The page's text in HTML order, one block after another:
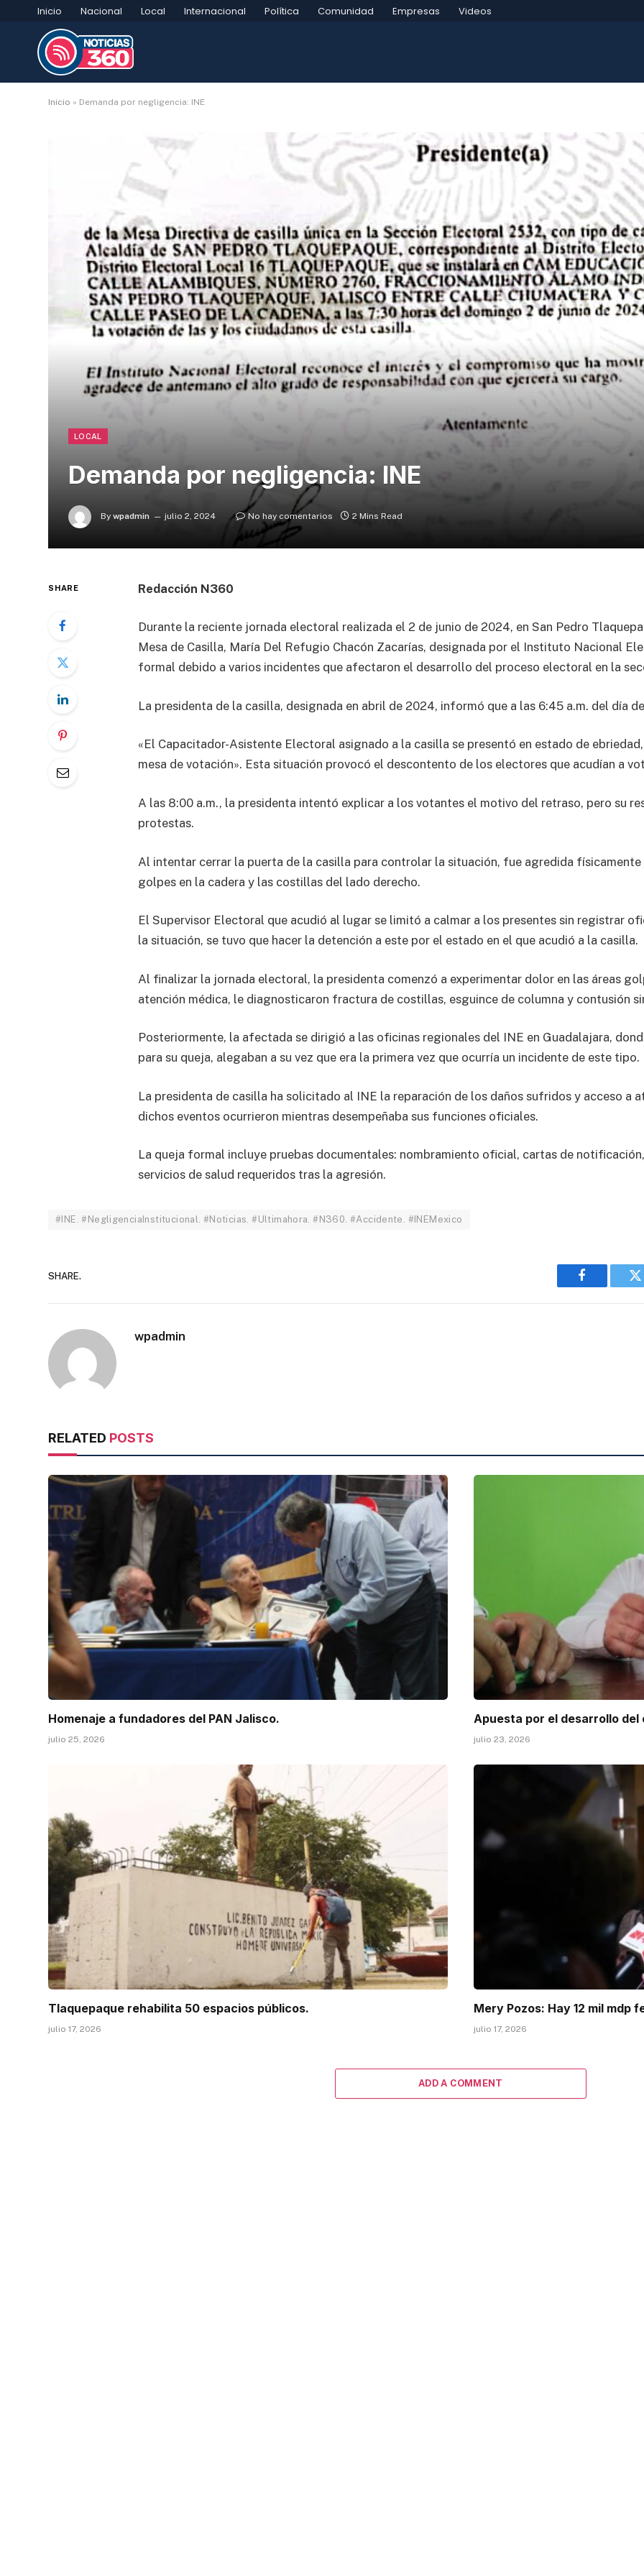
Inicio Nacional Local Internacional Política Comunidad Empresas Videos
Inicio » Demanda por negligencia: INE
LOCAL
Demanda por negligencia: INE
By wpadmin julio 2, 2024 No hay comentarios 2 Mins Read
SHARE Redacción N360
Durante la reciente jornada electoral realizada el 2 de junio de 2024, en San Pedro
Mesa de Casilla, María Del Refugio Chacón Zacarías, designada por el Instituto Nacional
formal debido a varios incidentes que afectaron el desarrollo del proceso electoral en la
La presidenta de la casilla, designada en abril de 2024, informó que a las 6:45 a.m. del día
«El Capacitador-Asistente Electoral asignado a la casilla se presentó en estado de
mesa de votación». Esta situación provocó el descontento de los electores que acudían a
A las 8:00 a.m., la presidenta intentó explicar a los votantes el motivo del retraso, pero su
protestas.
Al intentar cerrar la puerta de la casilla para controlar la situación, fue agredida
golpes en la cadera y las costillas del lado derecho.
El Supervisor Electoral que acudió al lugar se limitó a calmar a los presentes sin registrar
la situación, se tuvo que hacer la detención a este por el estado en el que acudió a la casilla.
Al finalizar la jornada electoral, la presidenta comenzó a experimentar dolor en las áreas
atención médica, le diagnosticaron fractura de costillas, esguince de columna y contusión
Posteriormente, la afectada se dirigió a las oficinas regionales del INE en Guadalajara,
para su queja, alegaban a su vez que era la primera vez que ocurría un incidente de este tipo.
La presidenta de casilla ha solicitado al INE la reparación de los daños sufridos y acceso a
dichos eventos ocurrieron mientras desempeñaba sus funciones oficiales.
La queja formal incluye pruebas documentales: nombramiento oficial, cartas de
servicios de salud requeridos tras la agresión.
#INE. #NegligenciaInstitucional. #Noticias. #Ultimahora. #N360. #Accidente. #INEMexico
SHARE.
Facebook
wpadmin
RELATED POSTS
Homenaje a fundadores del PAN Jalisco.
julio 25, 2026
Apuesta por el desarrollo
julio 23, 2026
Tlaquepaque rehabilita 50 espacios públicos.
julio 17, 2026
Mery Pozos: Hay 12 mil mdp
julio 17, 2026
ADD A COMMENT